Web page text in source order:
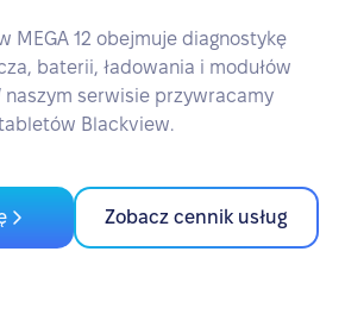
MEGA 12 obejmuje diagnostykę
baterii, ładowania i modułów
naszym serwisie przywracamy
Blackview.
Zobacz cennik usług